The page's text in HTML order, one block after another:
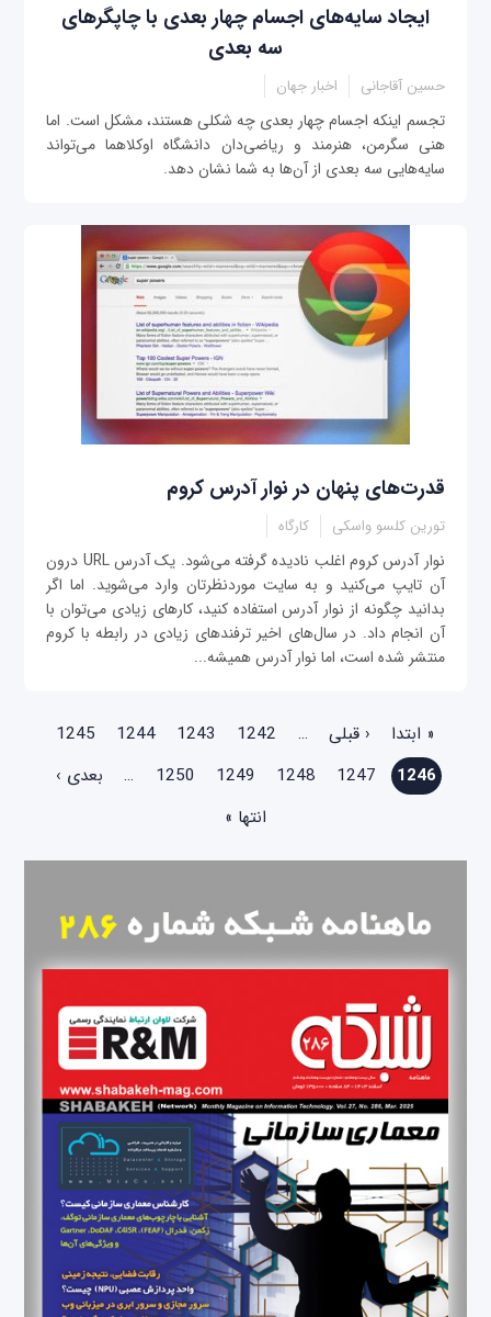
ایجاد سایه‌های اجسام چهار بعدی با چاپگرهای
سه بعدی
حسین آقاجانی اخبار جهان
تجسم اینکه اجسام چهار بعدی چه شکلی هستند، مشکل است. اما
هنی سگرمن، هنرمند و ریاضی‌دان دانشگاه اوکلاهما می‌تواند
سایه‌هایی سه بعدی از آن‌ها به شما نشان دهد.
قدرت‌های پنهان در نوار آدرس کروم
تورین کلسو واسکی کارگاه
نوار آدرس کروم اغلب نادیده گرفته می‌شود. یک آدرس URL درون
آن تایپ می‌کنید و به سایت موردنظرتان وارد می‌شوید. اما اگر
بدانید چگونه از نوار آدرس استفاده کنید، کارهای زیادی می‌توان با
آن انجام داد. در سال‌های اخیر ترفندهای زیادی در رابطه با کروم
منتشر شده است، اما نوار آدرس همیشه...
صفحه‌ها
« ابتدا ‹ قبلی …
1242
1243
1244
1245
1246
1247
1248
1249
1250
…
بعدی ›
انتها »